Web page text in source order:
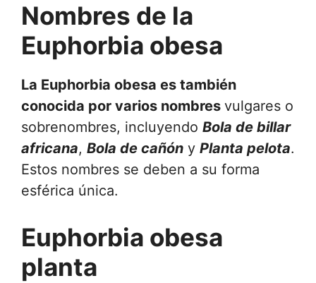
Nombres de la
Euphorbia obesa
La Euphorbia obesa es también
conocida por varios nombres vulgares o
sobrenombres, incluyendo Bola de billar
africana, Bola de cañón y Planta pelota.
Estos nombres se deben a su forma
esférica única.
Euphorbia obesa
planta